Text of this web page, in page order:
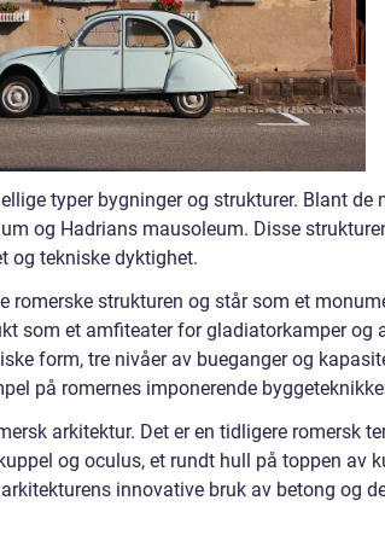
typer bygninger og strukturer. Blant de
og Hadrians mausoleum. Disse
og tekniske dyktighet.
romerske strukturen og står som et
som et amfiteater for gladiatorkamper og
form, tre nivåer av bueganger og
på romernes imponerende
arkitektur. Det er en tidligere romersk
og oculus, et rundt hull på toppen av
innovative bruk av betong og